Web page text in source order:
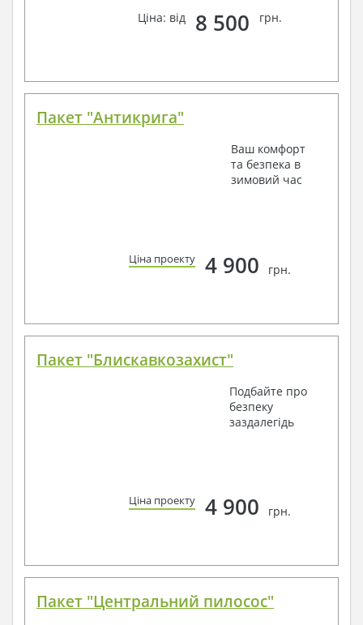
Ціна: від
8 500 грн.
Пакет "Антикрига"
Ваш комфорт
та безпека в
зимовий час
Ціна проекту 4 900 грн.
Пакет "Блискавкозахист"
Подбайте про
безпеку
заздалегідь
Ціна проекту 4 900 грн.
Пакет "Центральний пилосос"